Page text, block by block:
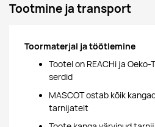
Tootmine ja transport
Toormaterjal ja töötlemine
Tootel on REACHi ja
serdid
MASCOT ostab kõik
tarnijatelt